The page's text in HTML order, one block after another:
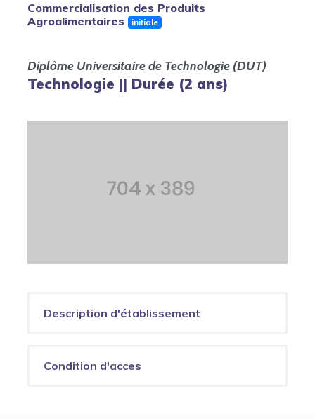
Commercialisation des Produits
Agroalimentaires
initiale
Diplôme Universitaire de Technologie (DUT)
Technologie || Durée (2 ans)
Description d'établissement
Condition d'acces